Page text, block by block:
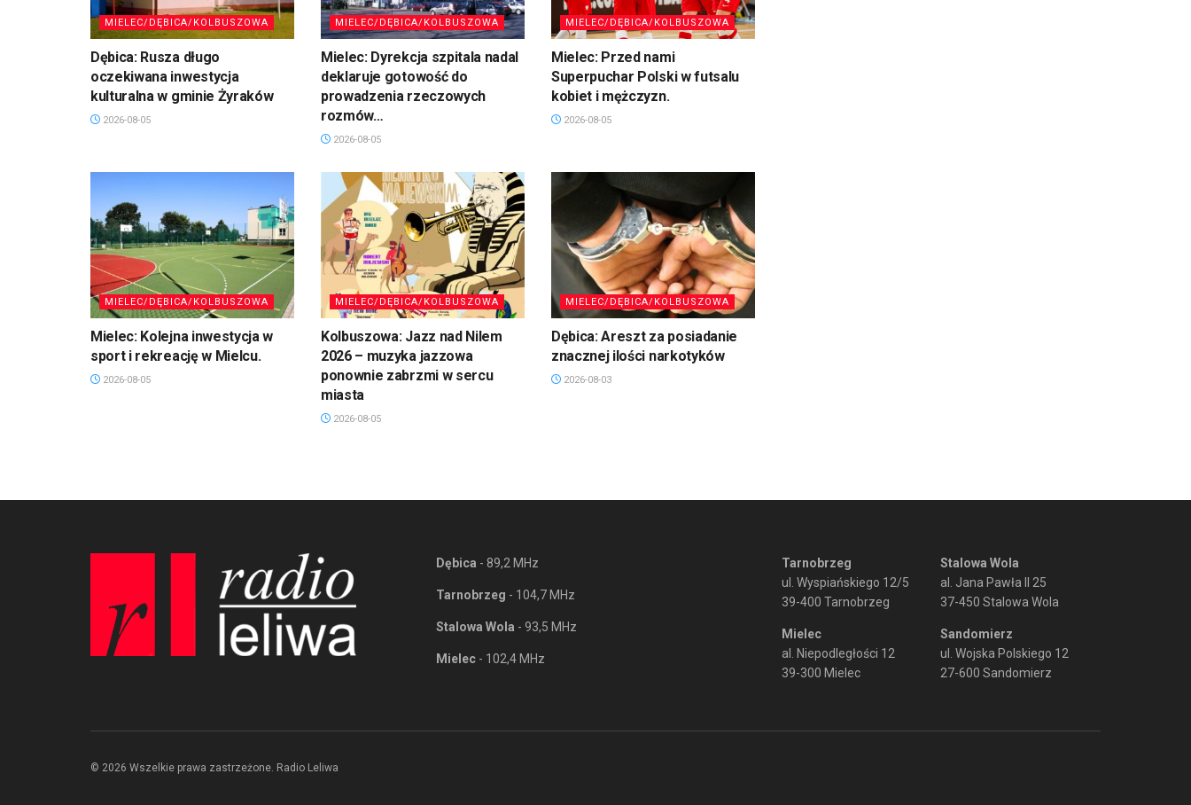
MIELEC/DĘBICA/KOLBUSZOWA
Dębica: Rusza długo
oczekiwana inwestycja
kulturalna w gminie Żyraków
2026-08-05
MIELEC/DĘBICA/KOLBUSZOWA
Mielec: Dyrekcja szpitala nadal
deklaruje gotowość do
prowadzenia rzeczowych
rozmów…
2026-08-05
MIELEC/DĘBICA/KOLBUSZOWA
Mielec: Przed nami
Superpuchar Polski w futsalu
kobiet i mężczyzn.
2026-08-05
MIELEC/DĘBICA/KOLBUSZOWA
Mielec: Kolejna inwestycja w
sport i rekreację w Mielcu.
2026-08-05
MIELEC/DĘBICA/KOLBUSZOWA
Kolbuszowa: Jazz nad Nilem
2026 – muzyka jazzowa
ponownie zabrzmi w sercu
miasta
2026-08-05
MIELEC/DĘBICA/KOLBUSZOWA
Dębica: Areszt za posiadanie
znacznej ilości narkotyków
2026-08-03
Dębica - 89,2 MHz
Tarnobrzeg - 104,7 MHz
Stalowa Wola - 93,5 MHz
Mielec - 102,4 MHz
Tarnobrzeg
ul. Wyspiańskiego 12/5
39-400 Tarnobrzeg
Mielec
al. Niepodległości 12
39-300 Mielec
Stalowa Wola
al. Jana Pawła II 25
37-450 Stalowa Wola
Sandomierz
ul. Wojska Polskiego 12
27-600 Sandomierz
© 2026 Wszelkie prawa zastrzeżone. Radio Leliwa